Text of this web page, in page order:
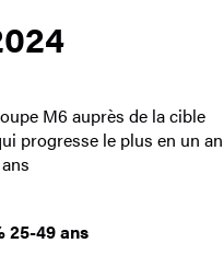
M6 auprès de la cible
progresse le plus en un an
25-49 ans